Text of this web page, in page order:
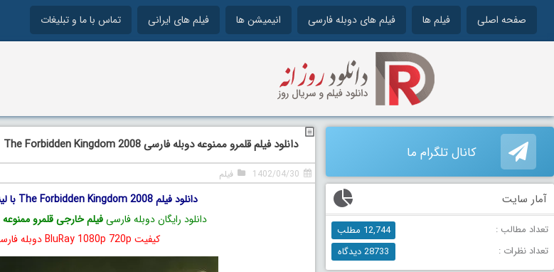
صفحه اصلی فیلم ها فیلم های دوبله فارسی انیمیشن ها فیلم های ایرانی تماس با ما و تبلیغات
دانلود فیلم قلمرو ممنوعه دوبله فارسی The Forbidden Kingdom 2008
1402/04/30 فیلم
دانلود فیلم The Forbidden Kingdom 2008 با لینک مستقیم
دانلود رایگان دوبله فارسیفیلم خارجی قلمرو ممنوعه
کیفیت BluRay 1080p 720p دوبله فارسی
کانال تلگرام ما
آمار سایت
تعداد مطالب :
12,744 مطلب
تعداد نظرات :
28733 دیدگاه